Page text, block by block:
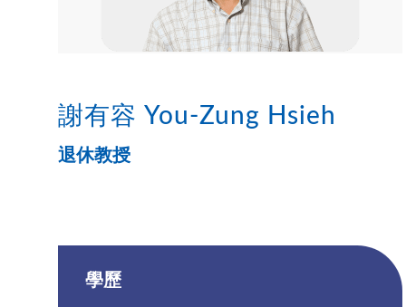
謝有容 You-Zung Hsieh
退休教授
學歷